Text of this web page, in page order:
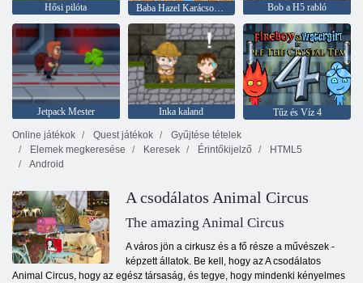
Hősi pilóta Baba Hazel Karácsonyi meglepetés Bob a H5 rabló
Jetpack Mester Inka kaland
Tűz és Víz 4
Online játékok
Quest játékok
Gyűjtése tételek
Elemek megkeresése
Keresek Érintőkijelző
HTML5
Android
A csodálatos Animal Circus
The amazing Animal Circus
A város jön a cirkusz és a fő része a művészek -
képzett állatok. Be kell, hogy az A csodálatos
Animal Circus, hogy az egész társaság, és tegye, hogy mindenki kényelmes